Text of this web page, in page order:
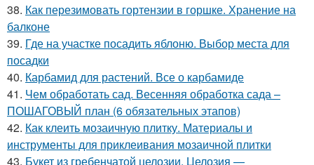
38. Как перезимовать гортензии в горшке. Хранение на
балконе
39. Где на участке посадить яблоню. Выбор места для
посадки
40. Карбамид для растений. Все о карбамиде
41. Чем обработать сад. Весенняя обработка сада –
ПОШАГОВЫЙ план (6 обязательных этапов)
42. Как клеить мозаичную плитку. Материалы и
инструменты для приклеивания мозаичной плитки
43. Букет из гребенчатой целозии. Целозия —